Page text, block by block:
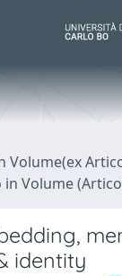
Volume(ex
Volume
identity